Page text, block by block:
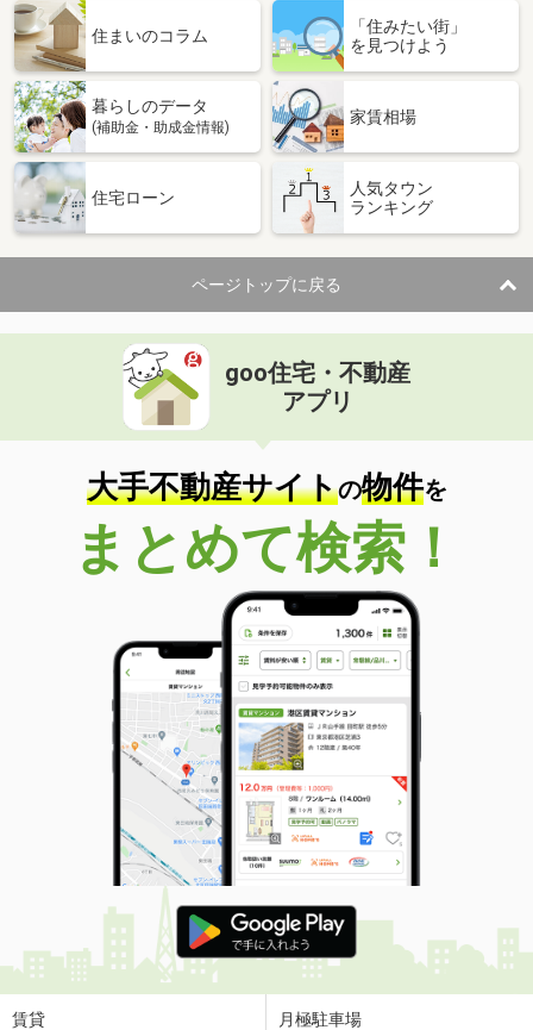
住まいのコラム
「住みたい街」
を見つけよう
暮らしのデータ
(補助金・助成金情報)
家賃相場
住宅ローン
人気タウン
ランキング
ページトップに戻る
goo住宅・不動産
アプリ
大手不動産サイトの物件を
まとめて検索！
賃貸 月極駐車場